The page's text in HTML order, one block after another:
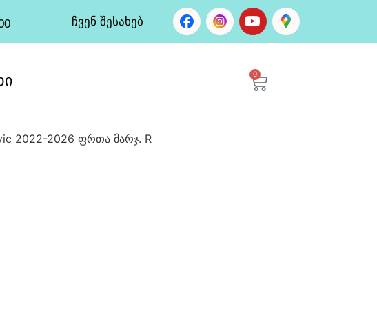
ჩვენ შესახებ
0
2022-2026 ფრთა მარჯ. R